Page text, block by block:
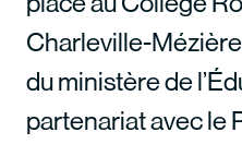
Charleville-
du ministère de
partenariat avec le